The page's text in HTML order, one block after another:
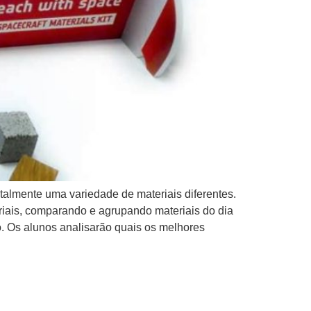
uma variedade de materiais diferentes.
comparando e agrupando materiais do dia
Os alunos analisarão quais os melhores